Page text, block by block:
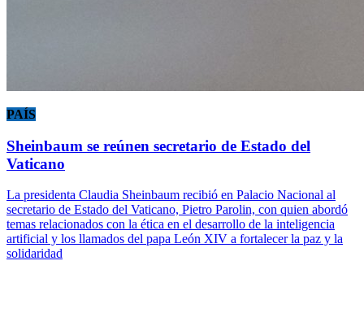
PAÍS
Sheinbaum se reúnen secretario de Estado del
Vaticano
La presidenta Claudia Sheinbaum recibió en Palacio Nacional al
secretario de Estado del Vaticano, Pietro Parolin, con quien abordó
temas relacionados con la ética en el desarrollo de la inteligencia
artificial y los llamados del papa León XIV a fortalecer la paz y la
solidaridad